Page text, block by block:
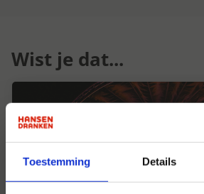
Toestemming Details
Wist je dat...